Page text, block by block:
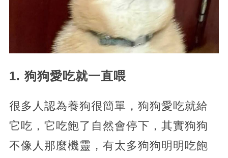
1. 狗狗愛吃就一直喂
很多人認為養狗很簡單，狗狗愛吃就給
它吃，它吃飽了自然會停下，其實狗狗
不像人那麼機靈，有太多狗狗明明吃飽